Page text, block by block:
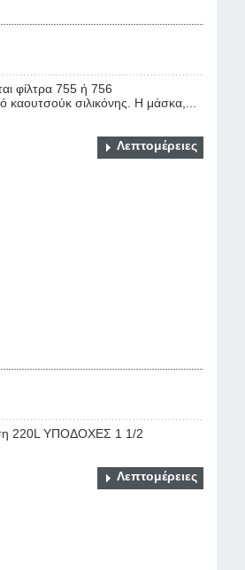
φίλτρα 755 ή 756
σιλικόνης. Η μάσκα,...
Λεπτομέρειες
220L ΥΠΟΔΟΧΕΣ 1 1/2
Λεπτομέρειες